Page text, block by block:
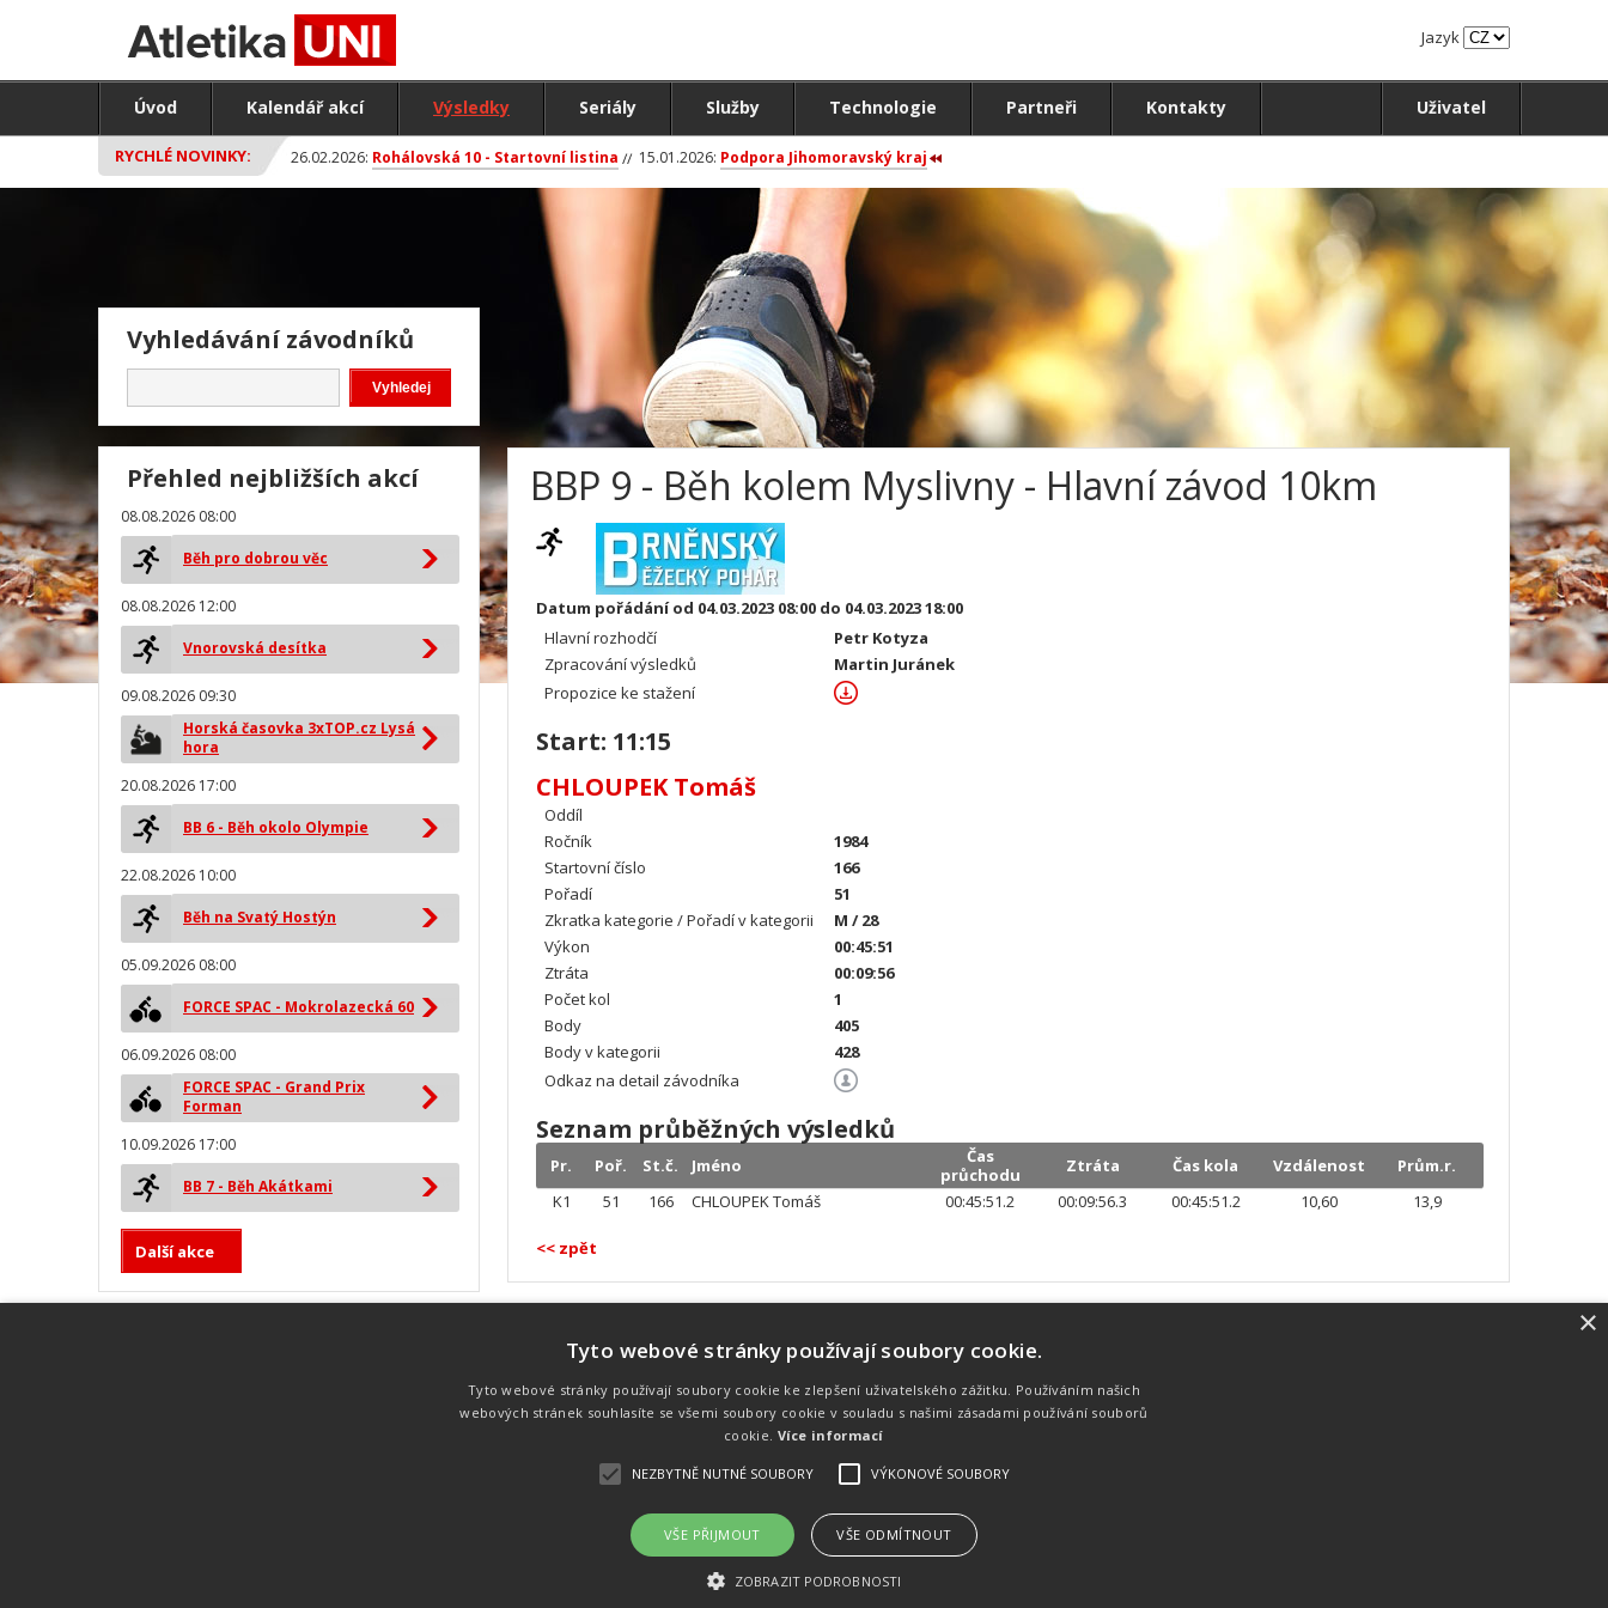
Jazyk
Úvod Kalendář akcí Výsledky Seriály Služby Technologie Partneři Kontakty Uživatel
RYCHLÉ NOVINKY: 26.02.2026: Rohálovská 10 - Startovní listina 15.01.2026: Podpora Jihomoravský kraj
BBP 9 - Běh kolem Myslivny - Hlavní závod 10km
Datum pořádání od 04.03.2023 08:00 do 04.03.2023 18:00
Hlavní rozhodčí
Petr Kotyza
Zpracování výsledků
Martin Juránek
Propozice ke stažení
Start: 11:15
CHLOUPEK Tomáš
Oddíl
Ročník
1984
Startovní číslo
166
Pořadí
51
Zkratka kategorie / Pořadí v kategorii
M / 28
Výkon
00:45:51
Ztráta
00:09:56
Počet kol
1
Body
405
Body v kategorii
428
Odkaz na detail závodníka
Seznam průběžných výsledků
Pr. Poř. St.č. Jméno
Čas
průchodu
Ztráta Čas kola Vzdálenost
Prům.r.
K1
51 166 CHLOUPEK Tomáš 00:45:51.2 00:09:56.3 00:45:51.2 10,60 13,9
<< zpět
Vyhledávání závodníků
Přehled nejbližších akcí
08.08.2026 08:00
Běh pro dobrou věc
08.08.2026 12:00
Vnorovská desítka
09.08.2026 09:30
Horská časovka 3xTOP.cz Lysá
hora
20.08.2026 17:00
BB 6 - Běh okolo Olympie
22.08.2026 10:00
Běh na Svatý Hostýn
05.09.2026 08:00
FORCE SPAC - Mokrolazecká 60
06.09.2026 08:00
FORCE SPAC - Grand Prix
Forman
10.09.2026 17:00
BB 7 - Běh Akátkami
Další akce
technologie od společnosti MYLAPS. Tato
technologie je používána na olympijských
Náš tým
Náš tým je schopen na profesionální
úrovni zajistit pořádání sportovních
soutěží. Organizaci závodů, registraci na
místě, měření, zpracování a publikaci
zakázku. Lze online publikovat výsledky
. Publikování a šíření obsahu je bez písemného souhlasu
Úvod Kalendář akcí
×
Tyto webové stránky používají soubory cookie.
Tyto webové stránky používají soubory cookie ke zlepšení uživatelského zážitku. Používáním našich
webových stránek souhlasíte se všemi soubory cookie v souladu s našimi zásadami používání souborů
cookie. Více informací
NEZBYTNĚ NUTNÉ SOUBORY VÝKONOVÉ SOUBORY
VŠE PŘIJMOUT VŠE ODMÍTNOUT
ZOBRAZIT PODROBNOSTI